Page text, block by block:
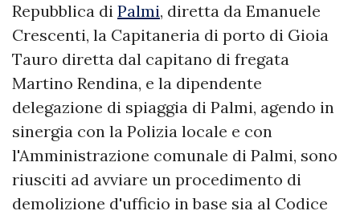
Repubblica di Palmi, diretta da Emanuele
Crescenti, la Capitaneria di porto di Gioia
Tauro diretta dal capitano di fregata
Martino Rendina, e la dipendente
delegazione di spiaggia di Palmi, agendo in
sinergia con la Polizia locale e con
l'Amministrazione comunale di Palmi, sono
riusciti ad avviare un procedimento di
demolizione d'ufficio in base sia al Codice